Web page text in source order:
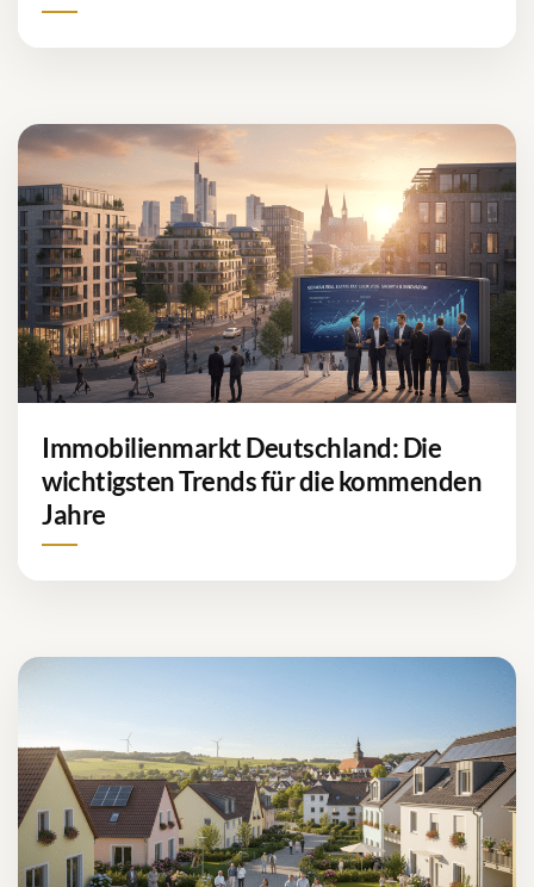
Immobilienmarkt Deutschland: Die
wichtigsten Trends für die kommenden
Jahre